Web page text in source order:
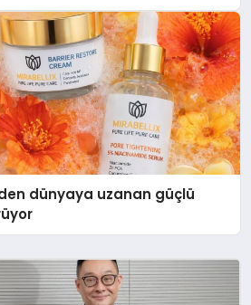
dünyaya uzanan güçlü